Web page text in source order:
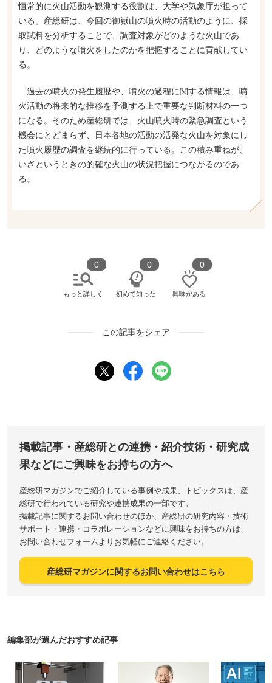
恒常的に火山活動を観測する役割は、大学や気象庁が担って
いる。産総研は、今回の御嶽山の噴火時の活動のように、採
取試料を分析することで、調査対象がどのような火山であ
り、どのような噴火をしたのかを把握することに貢献してい
る。
過去の噴火の発生履歴や、噴火の過程に関する情報は、噴
火活動の将来的な推移を予測する上で重要な判断材料の一つ
になる。そのため産総研では、火山噴火時の緊急調査という
機会にとどまらず、日本各地の活動の活発な火山を対象にし
た噴火履歴の調査を継続的に行っている。この積み重ねが、
いざというときの的確な火山の状況把握につながるのであ
る。
もっと詳しく
0
初めて知った
0
興味がある
0
この記事をシェア
掲載記事・産総研との連携・紹介技術・研究成
果などにご興味をお持ちの方へ
産総研マガジンでご紹介している事例や成果、トピックスは、産
総研で行われている研究や連携成果の一部です。
掲載記事に関するお問い合わせのほか、産総研の研究内容・技術
サポート・連携・コラボレーションなどに興味をお持ちの方は、
お問い合わせフォームよりお気軽にご連絡ください。
産総研マガジンに関するお問い合わせはこちら
編集部が選んだおすすめ記事